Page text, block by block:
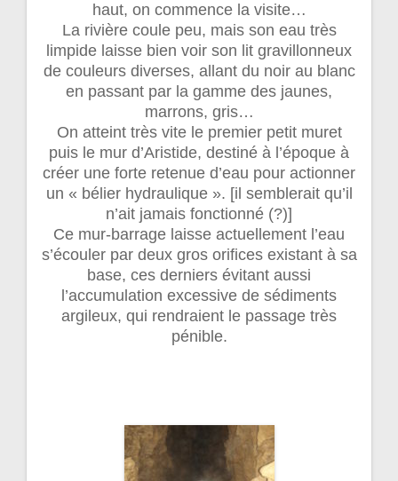
haut, on commence la visite…
La rivière coule peu, mais son eau très
limpide laisse bien voir son lit gravillonneux
de couleurs diverses, allant du noir au blanc
en passant par la gamme des jaunes,
marrons, gris…
On atteint très vite le premier petit muret
puis le mur d’Aristide, destiné à l’époque à
créer une forte retenue d’eau pour actionner
un « bélier hydraulique ». [il semblerait qu’il
n’ait jamais fonctionné (?)]
Ce mur-barrage laisse actuellement l’eau
s’écouler par deux gros orifices existant à sa
base, ces derniers évitant aussi
l’accumulation excessive de sédiments
argileux, qui rendraient le passage très
pénible.